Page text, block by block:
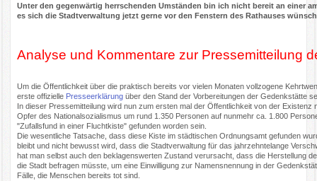
Unter den gegenwärtig herrschenden Umständen bin ich nicht bereit an einer
es sich die Stadtverwaltung jetzt gerne vor den Fenstern des Rathauses
Analyse und Kommentare zur Pressemitteilung
Um die Öffentlichkeit über die praktisch bereits vor vielen Monaten vollzogene
erste offizielle Presseerklärung über den Stand der Vorbereitungen der Gedenkstätte
In dieser Pressemitteilung wird nun zum ersten mal der Öffentlichkeit von der
Opfer des Nationalsozialismus um rund 1.350 Personen auf nunmehr ca. 1.800
"Zufallsfund in einer Fluchtkiste" gefunden worden sein.
Die wesentliche Tatsache, dass diese Kiste im städtischen Ordnungsamt gefunden
bleibt und nicht bewusst wird, dass die Stadtverwaltung für das jahrzehntelange
hat man selbst auch den beklagenswerten Zustand verursacht, dass die Herstellung
die Stadt befragen müsste, um eine Einwilligung zur Namensnennung in der
Fälle, die Menschen bereits tot sind.